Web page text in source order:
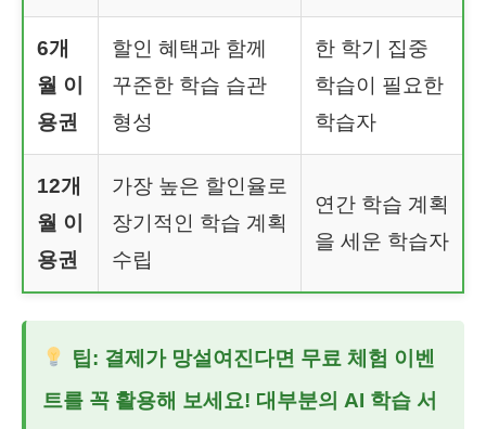
6개
월 이
용권
할인 혜택과 함께
꾸준한 학습 습관
형성
한 학기 집중
학습이 필요한
학습자
12개
월 이
용권
가장 높은 할인율로
장기적인 학습 계획
수립
연간 학습 계획
을 세운 학습자
팁: 결제가 망설여진다면 무료 체험 이벤
트를 꼭 활용해 보세요! 대부분의 AI 학습 서